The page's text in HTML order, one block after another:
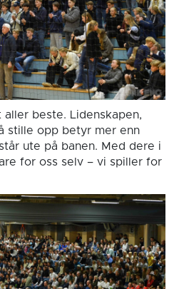
beste. Lidenskapen,
stille opp betyr mer enn
ute på banen. Med dere i
for oss selv – vi spiller for